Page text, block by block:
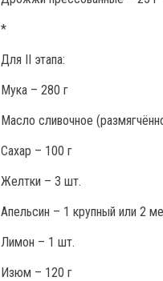
*
Для II этапа:
Мука – 280 г
Масло сливочное
Сахар – 100 г
Желтки – 3 шт.
Апельсин – 1 крупный или 2
Лимон – 1 шт.
Изюм – 120 г